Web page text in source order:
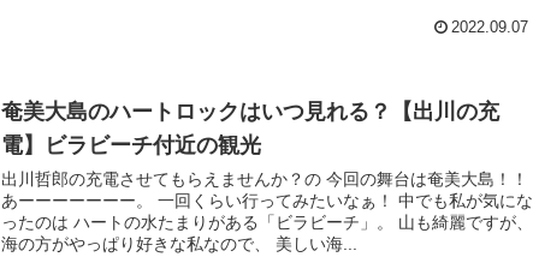
2022.09.07
奄美大島のハートロックはいつ見れる？【出川の充
電】ビラビーチ付近の観光
出川哲郎の充電させてもらえませんか？の 今回の舞台は奄美大島！！
あーーーーーーー。 一回くらい行ってみたいなぁ！ 中でも私が気にな
ったのは ハートの水たまりがある「ビラビーチ」。 山も綺麗ですが、
海の方がやっぱり好きな私なので、 美しい海...